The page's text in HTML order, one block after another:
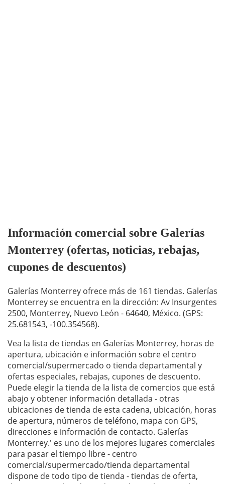
Información comercial sobre Galerías
Monterrey (ofertas, noticias, rebajas,
cupones de descuentos)
Galerías Monterrey ofrece más de 161 tiendas. Galerías
Monterrey se encuentra en la dirección: Av Insurgentes
2500, Monterrey, Nuevo León - 64640, México. (GPS:
25.681543, -100.354568).
Vea la lista de tiendas en Galerías Monterrey, horas de
apertura, ubicación e información sobre el centro
comercial/supermercado o tienda departamental y
ofertas especiales, rebajas, cupones de descuento.
Puede elegir la tienda de la lista de comercios que está
abajo y obtener información detallada - otras
ubicaciones de tienda de esta cadena, ubicación, horas
de apertura, números de teléfono, mapa con GPS,
direcciones e información de contacto. Galerías
Monterrey.' es uno de los mejores lugares comerciales
para pasar el tiempo libre - centro
comercial/supermercado/tienda departamental
dispone de todo tipo de tienda - tiendas de oferta,